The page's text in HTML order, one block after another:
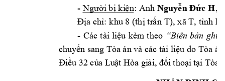
- Người bị kiện: Anh Nguyễn Đức H, s
Địa chỉ: khu 8 (thị trấn T), xã T, tỉnh P
- Các tài liệu kèm theo “Biên bản ghi
chuyển sang Tòa án và các tài liệu do Tòa án
Điều 32 của Luật Hòa giải, đối thoại tại Tòa